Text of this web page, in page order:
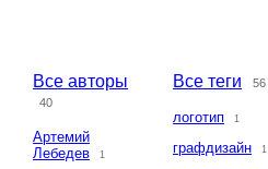
Все авторы
40
Артемий
Лебедев
1
Все теги 56
логотип 1
графдизайн 1